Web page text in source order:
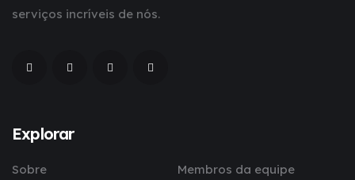
serviços incríveis de nós.
Explorar
Sobre
Membros da equipe